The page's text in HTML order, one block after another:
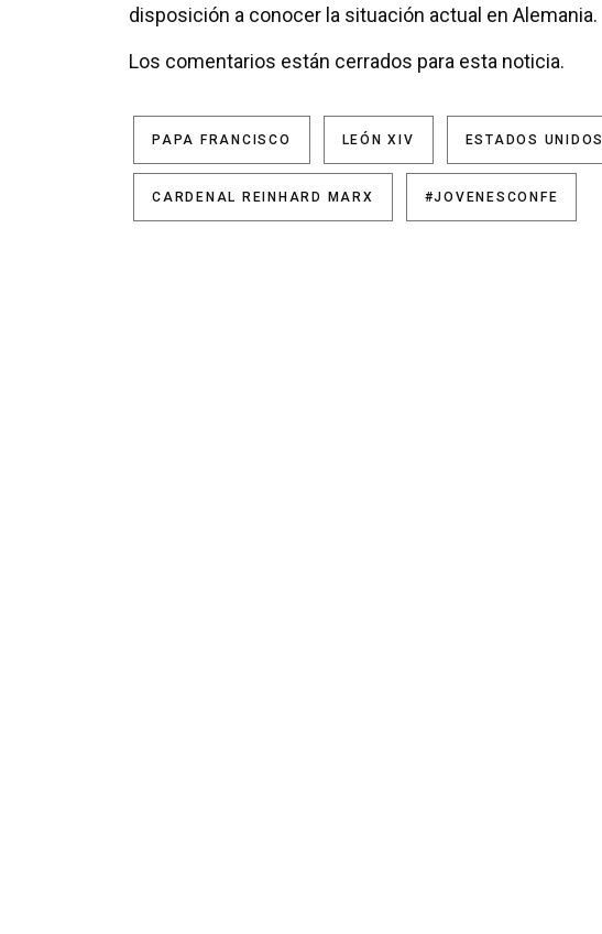
disposición a conocer la situación actual en Alemania.
Los comentarios están cerrados para esta noticia.
PAPA FRANCISCO LEÓN XIV ESTADOS UNIDOS
CARDENAL REINHARD MARX #JOVENESCONFE